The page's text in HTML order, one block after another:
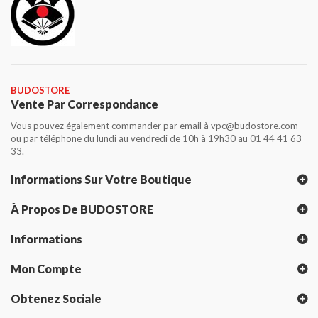
BUDOSTORE
Vente Par Correspondance
Vous pouvez également commander par email à vpc@budostore.com
ou par téléphone du lundi au vendredi de 10h à 19h30 au 01 44 41 63
33.
Informations Sur Votre Boutique
À Propos De BUDOSTORE
Informations
Mon Compte
Obtenez Sociale